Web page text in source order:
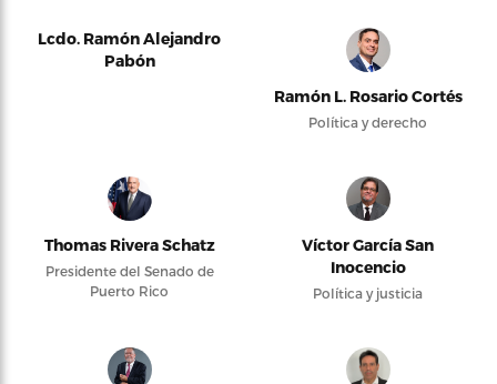
Lcdo. Ramón Alejandro
Pabón
Ramón L. Rosario Cortés
Política y derecho
Thomas Rivera Schatz
Presidente del Senado de
Puerto Rico
Víctor García San
Inocencio
Política y justicia